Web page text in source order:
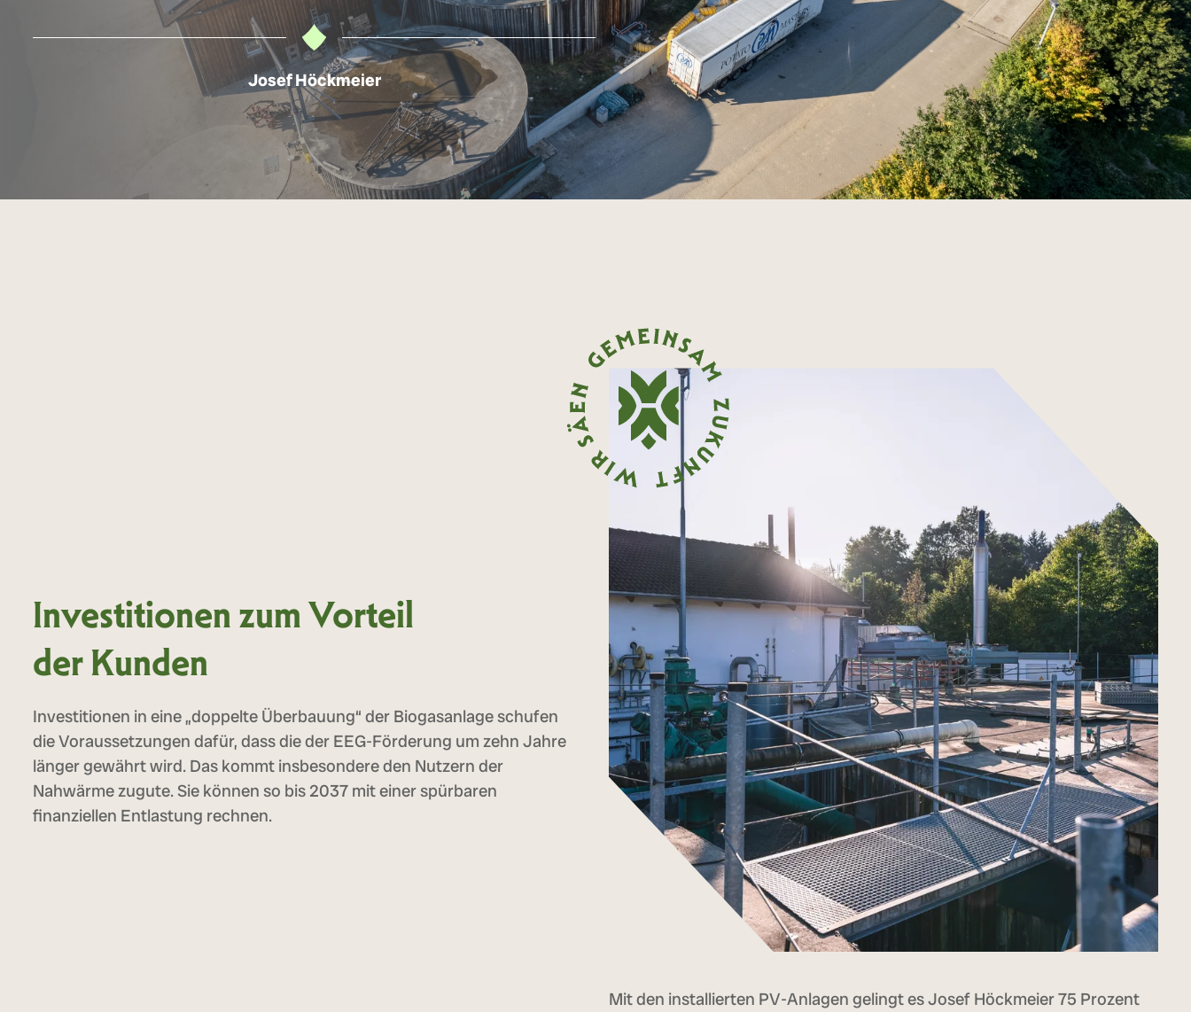
Josef Höckmeier
Investitionen zum Vorteil
der Kunden
Investitionen in eine „doppelte Überbauung“ der Biogasanlage schufen
die Voraussetzungen dafür, dass die der EEG-Förderung um zehn Jahre
länger gewährt wird. Das kommt insbesondere den Nutzern der
Nahwärme zugute. Sie können so bis 2037 mit einer spürbaren
finanziellen Entlastung rechnen.
Mit den installierten PV-Anlagen gelingt es Josef Höckmeier 75 Prozent